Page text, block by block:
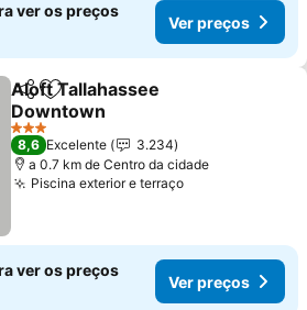
ver os preços
Ver preços
PartilharAdicionar aos favoritos
Aloft Tallahassee
Downtown
Ver preços
3 Estrelas
8,6 Excelente
3.234
a 0.7 km de Centro da cidade
Piscina exterior e terraçoVer preços
ver os preços
Ver preços